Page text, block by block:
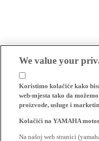
We value your
Koristimo kolačiće kako
web-mjesta tako da
proizvode, usluge i
Kolačići na YAMAHA
Na našoj web stranici